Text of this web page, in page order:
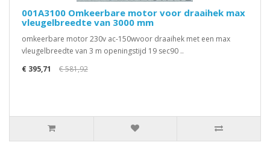
001A3100 Omkeerbare motor voor draaihek max
vleugelbreedte van 3000 mm
omkeerbare motor 230v ac-150wvoor draaihek met een max
vleugelbreedte van 3 m openingstijd 19 sec90 ..
€ 395,71
€ 581,92